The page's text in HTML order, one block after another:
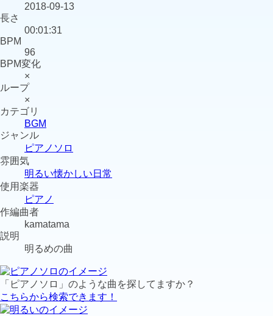
2018-09-13
長さ
00:01:31
BPM
96
BPM変化
×
ループ
×
カテゴリ
BGM
ジャンル
ピアノソロ
雰囲気
明るい懐かしい 日常
使用楽器
ピアノ
作編曲者
kamatama
説明
明るめの曲
「ピアノソロ」のような曲を探してますか？
こちらから検索できます！